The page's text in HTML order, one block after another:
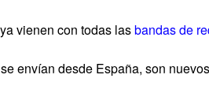
vienen con todas lasbandas de
envían desde España, son